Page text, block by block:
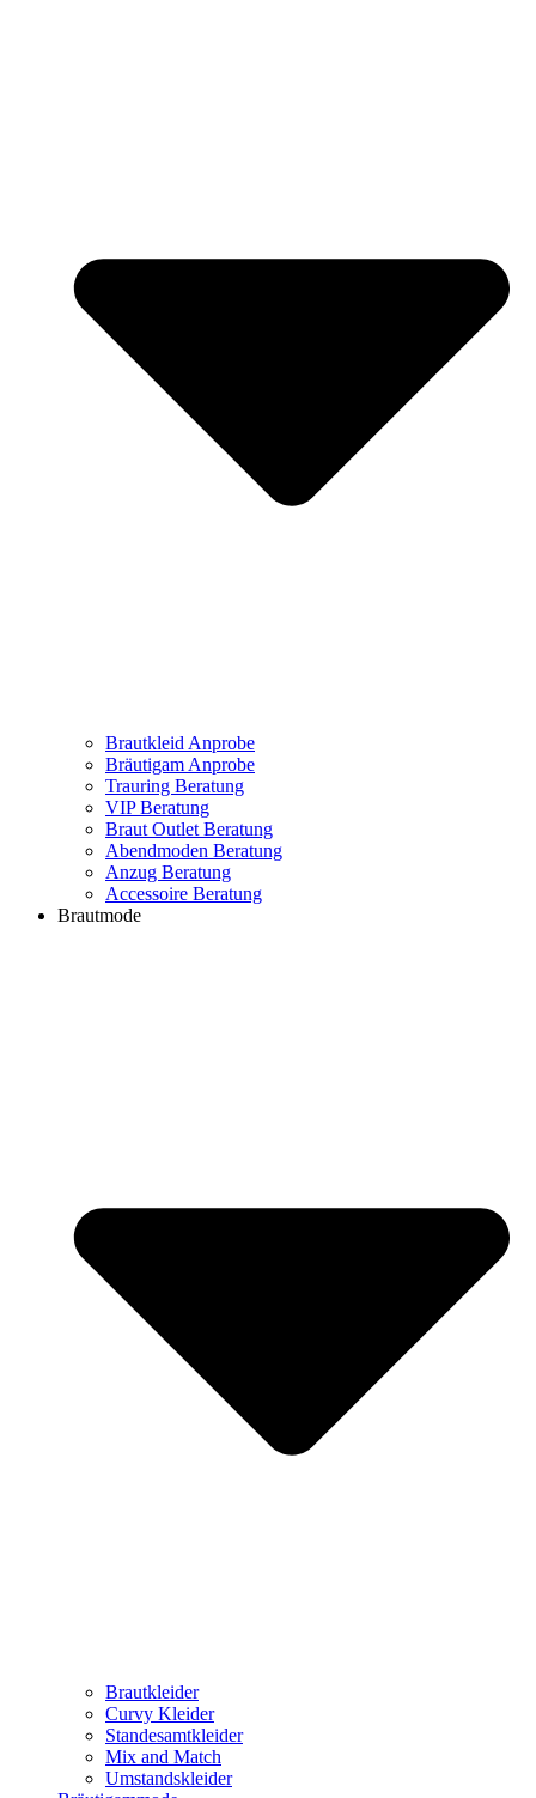
Brautkleid Anprobe
Bräutigam Anprobe
Trauring Beratung
VIP Beratung
Braut Outlet Beratung
Abendmoden Beratung
Anzug Beratung
Accessoire Beratung
Brautmode
Brautkleider
Curvy Kleider
Standesamtkleider
Mix and Match
Umstandskleider